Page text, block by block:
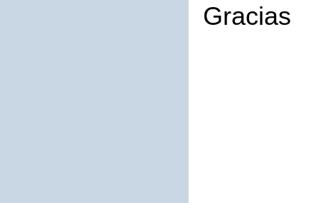
Gracias